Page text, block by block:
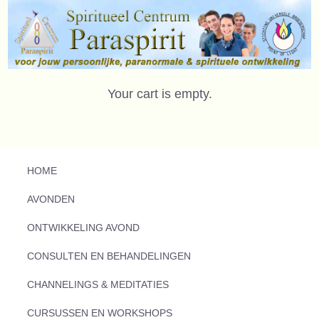
Your cart is empty.
HOME
AVONDEN
ONTWIKKELING AVOND
CONSULTEN EN BEHANDELINGEN
CHANNELINGS & MEDITATIES
CURSUSSEN EN WORKSHOPS